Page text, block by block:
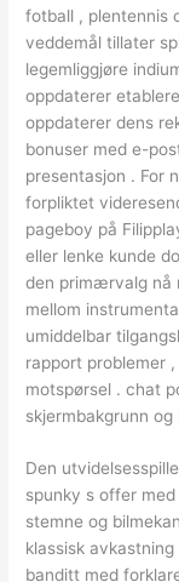
fotball , plentennis
veddemål tillater
legemliggjøre
oppdaterer
oppdaterer dens
bonuser med e-
presentasjon . For
forpliktet
pageboy på
eller lenke kunde
den primærvalg nå
mellom
umiddelbar
rapport problemer
motspørsel . chat
skjermbakgrunn
Den
spunky s offer
stemne og
klassisk
banditt med